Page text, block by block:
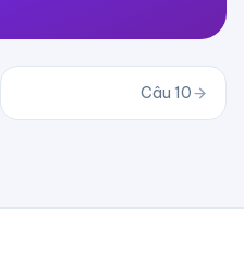
Câu 10